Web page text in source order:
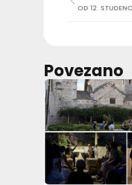
OD 12.
Povezano